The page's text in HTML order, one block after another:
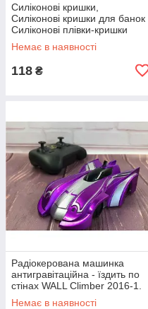
Силіконові кришки,
Силіконові кришки для банок
Силіконові плівки-кришки
silicon VA-61
Немає в наявності
118 ₴
Радіокерована машинка
антигравітаційна - їздить по
стінах WALL Climber 2016-1.
Колір фіолетовий EP-16
Немає в наявності